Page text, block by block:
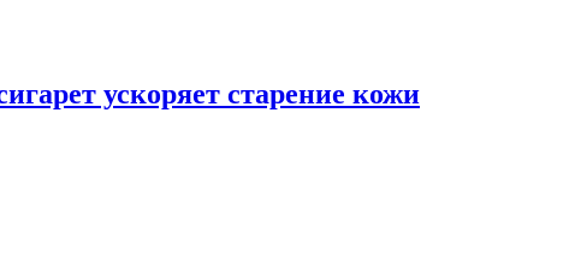
ускоряет старение кожи